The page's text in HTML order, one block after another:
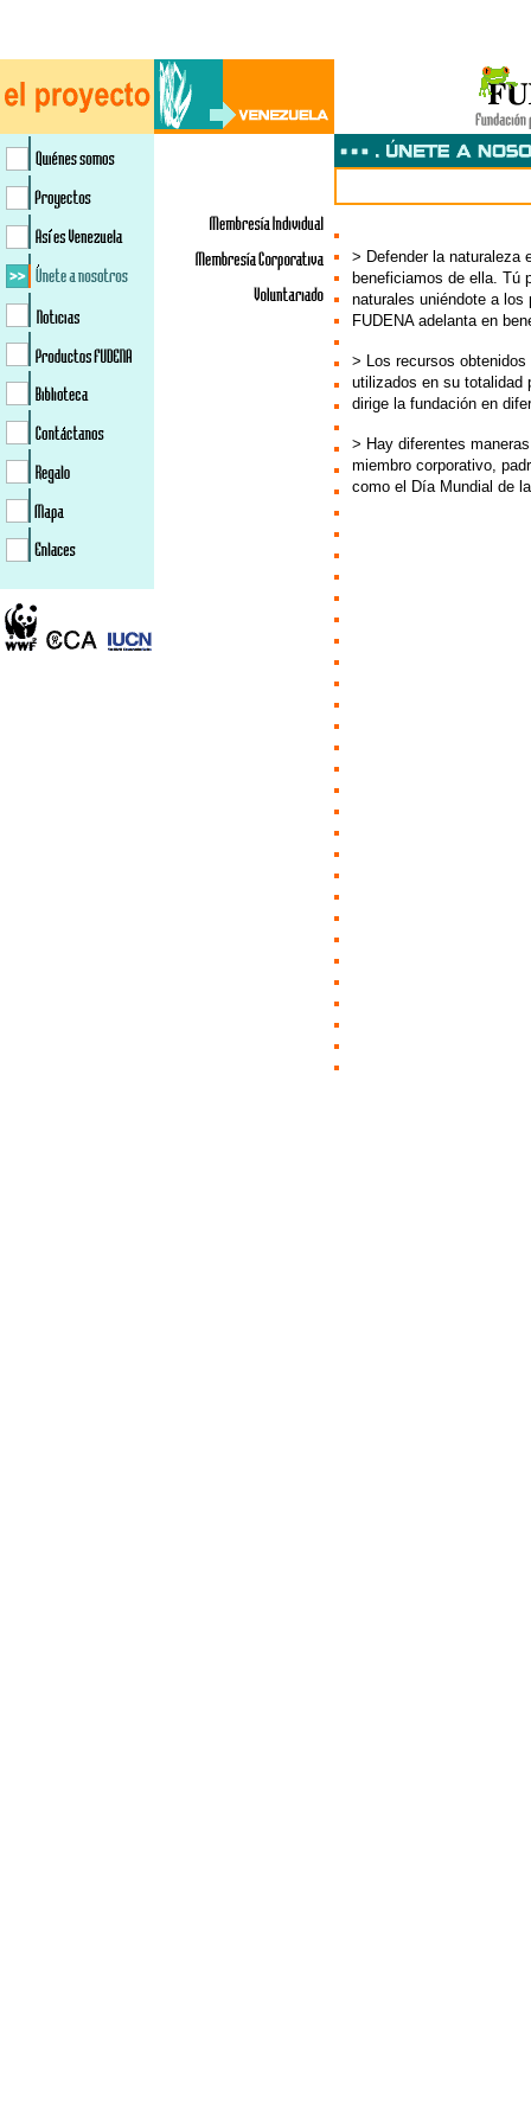
> Defender la naturaleza
beneficiamos de ella. Tú
naturales uniéndote a los
FUDENA adelanta en
> Los recursos
utilizados en su totalidad
dirige la fundación en
> Hay diferentes
miembro corporativo,
como el Día Mundial de